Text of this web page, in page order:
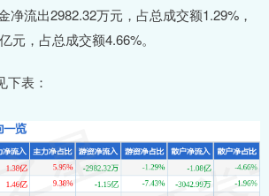
净流出2982.32万元，占总成交额1.29%，
元，占总成交额4.66%。
下表：